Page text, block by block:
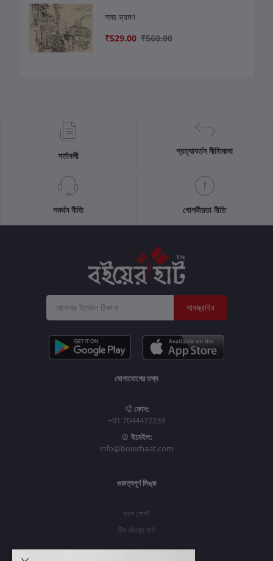
সময় ভ্রমণ
₹529.00 ₹560.00
শর্তাবলী প্রত্যাবর্তন নীতিমালা
সমর্থন নীতি গোপনীয়তা নীতি
সাবস্ক্রাইব
যোগাযোগের তথ্য
ফোন:
+91 7044472233
ইমেইল:
info@boierhaat.com
গুরুত্বপূর্ণ লিঙ্ক
ব্লগ পোস্ট
টিম বইয়ের হাট